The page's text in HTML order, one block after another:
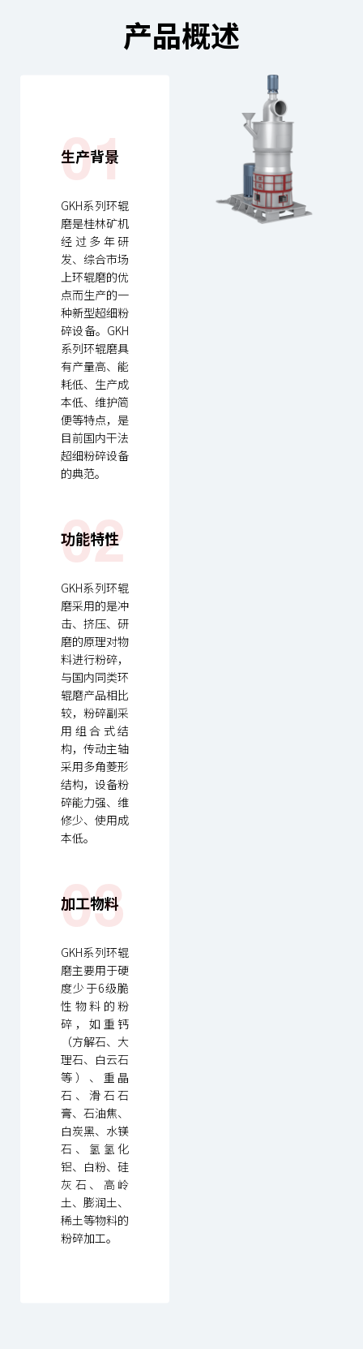
产品概述
01
生产背景
GKH系列环辊
磨是桂林矿机
经过多年研
发、综合市场
上环辊磨的优
点而生产的一
种新型超细粉
碎设备。GKH
系列环辊磨具
有产量高、能
耗低、生产成
本低、维护简
便等特点，是
目前国内干法
超细粉碎设备
的典范。
02
功能特性
GKH系列环辊
磨采用的是冲
击、挤压、研
磨的原理对物
料进行粉碎，
与国内同类环
辊磨产品相比
较，粉碎副采
用组合式结
构，传动主轴
采用多角菱形
结构，设备粉
碎能力强、维
修少、使用成
本低。
03
加工物料
GKH系列环辊
磨主要用于硬
度少于6级脆
性物料的粉
碎，如重钙
（方解石、大
理石、白云石
等）、重晶
石、滑石石
膏、石油焦、
白炭黑、水镁
石、氢氢化
铝、白粉、硅
灰石、高岭
土、膨润土、
稀土等物料的
粉碎加工。